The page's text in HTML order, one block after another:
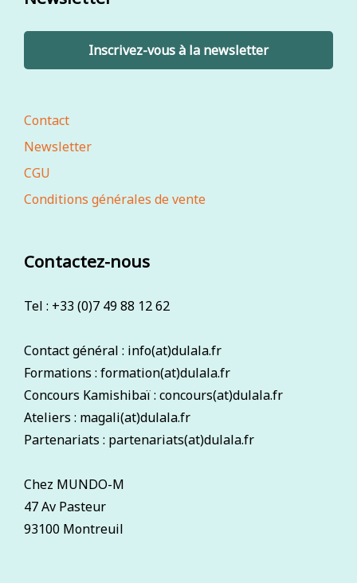
Inscrivez-vous à la newsletter
Contact
Newsletter
CGU
Conditions générales de vente
Contactez-nous
Tel : +33 (0)7 49 88 12 62
Contact général : info(at)dulala.fr
Formations : formation(at)dulala.fr
Concours Kamishibaï : concours(at)dulala.fr
Ateliers : magali(at)dulala.fr
Partenariats : partenariats(at)dulala.fr
Chez MUNDO-M
47 Av Pasteur
93100 Montreuil